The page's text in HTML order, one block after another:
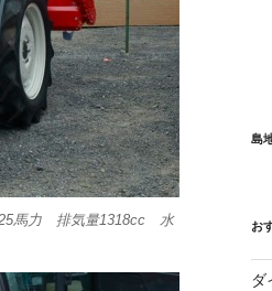
馬力 排気量1318cc 水
島
お
ダ